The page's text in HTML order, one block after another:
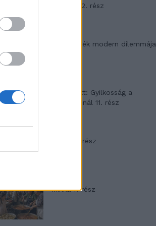
mítosza 2. rész
Az ereklyék modern dilemmája
T. Barnett: Gyilkosság a
Garda-tónál 11. rész
Minka 8. rész
Minka 7. rész